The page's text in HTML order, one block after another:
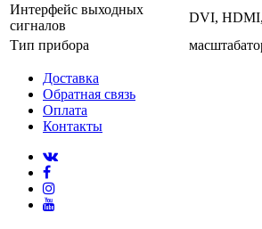
Интерфейс выходных
сигналов
DVI,
Тип прибора
Доставка
Обратная связь
Оплата
Контакты